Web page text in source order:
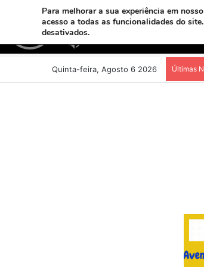
Quinta-feira, Agosto 6 2026 Últimas
Para melhorar a sua experiência em
acesso a todas as funcionalidades do
desativados.